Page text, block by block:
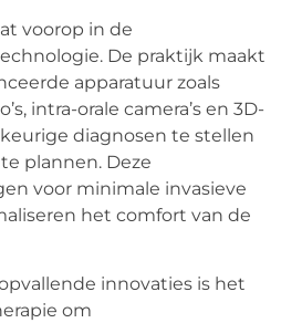
voorop in de
De praktijk maakt
apparatuur zoals
intra-orale camera’s en 3D-
diagnosen te stellen
plannen. Deze
voor minimale invasieve
het comfort van de
innovaties is het
om